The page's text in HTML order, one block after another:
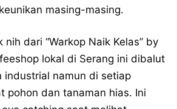
masing-masing.
dari “Warkop Naik Kelas” by
lokal di Serang ini dibalut
industrial namun di setiap
pohon dan tanaman hias. Ini